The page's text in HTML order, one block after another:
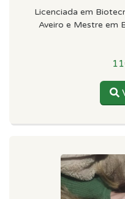
Licenciada em
Aveiro e Mestre em